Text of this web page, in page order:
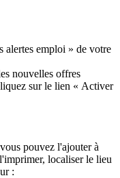
alertes emploi » de votre
nouvelles offres
sur le lien « Activer
pouvez l'ajouter à
localiser le lieu
: